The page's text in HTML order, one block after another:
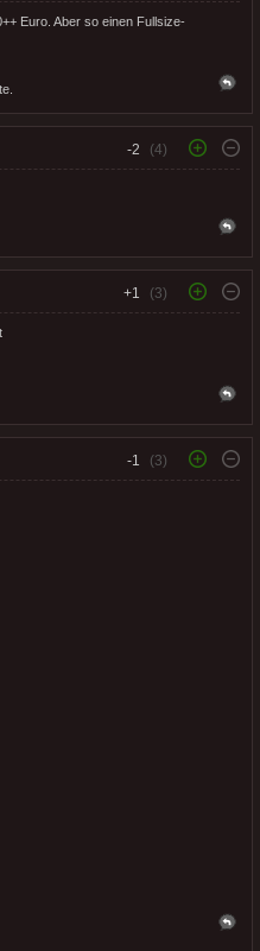
Euro. Aber so einen Fullsize-
-2 (4)
+1 (3)
-1 (3)